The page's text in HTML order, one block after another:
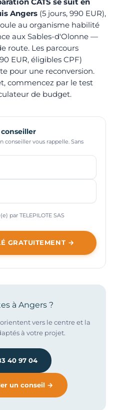
CATS se suit en
Angers (5 jours, 990 EUR),
au organisme habilité
aux Sables-d'Olonne —
route. Les parcours
EUR, éligibles CPF)
pour une reconversion.
commencez par le test
de budget.
conseiller vous rappelle. Sans
par TELEPILOTE SAS
GRATUITEMENT →
à Angers ?
vers le centre et la
à votre projet.
40 97 04
un conseil →